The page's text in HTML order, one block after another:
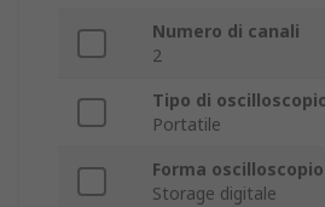
Numero di canali
2
Tipo di
Portatile
Forma oscilloscopio
Storage digitale